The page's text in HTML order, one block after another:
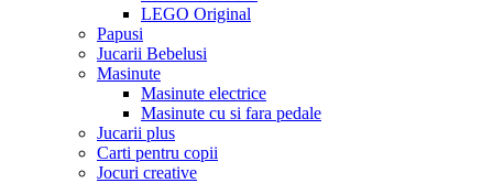
LEGO Original
Papusi
Jucarii Bebelusi
Masinute
Masinute electrice
Masinute cu si fara pedale
Jucarii plus
Carti pentru copii
Jocuri creative